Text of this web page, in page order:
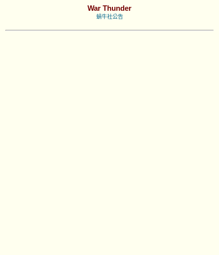
War Thunder
蝸牛社公告